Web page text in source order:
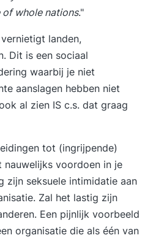
of whole nations."
landen,
Dit is een sociaal
waarbij je niet
aanslagen hebben niet
al zien IS c.s. dat graag
tot (ingrijpende)
voordoen in je
zijn seksuele intimidatie aan
Zal het lastig zijn
Een pijnlijk voorbeeld
organisatie die als één van